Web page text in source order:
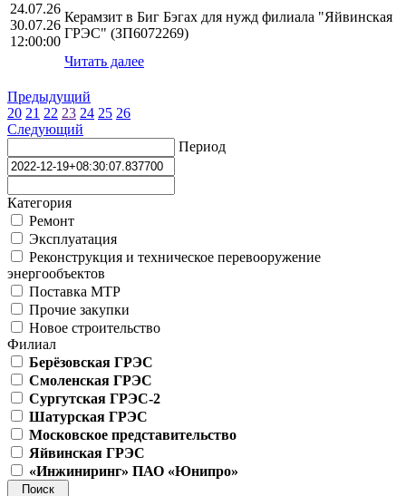
24.07.26
30.07.26
12:00:00
Керамзит в Биг Бэгах для нужд филиала "Яйвинская
ГРЭС" (ЗП6072269)
Читать далее
Предыдущий
20 21 22 23 24 25 26
Следующий
Период
Категория
Ремонт
Эксплуатация
Реконструкция и техническое перевооружение
энергообъектов
Поставка МТР
Прочие закупки
Новое строительство
Филиал
Берёзовская ГРЭС
Смоленская ГРЭС
Сургутская ГРЭС-2
Шатурская ГРЭС
Московское представительство
Яйвинская ГРЭС
«Инжиниринг» ПАО «Юнипро»